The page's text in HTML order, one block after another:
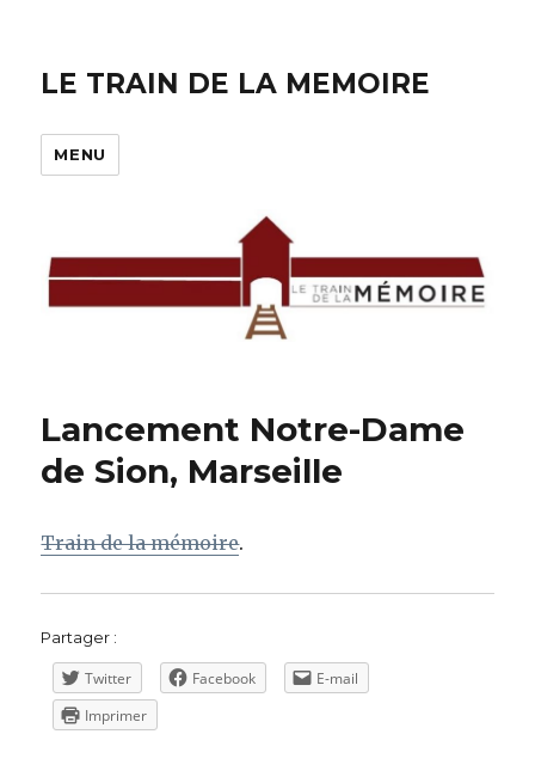
LE TRAIN DE LA MEMOIRE
MENU
Lancement Notre-Dame
de Sion, Marseille
Train de la mémoire.
Partager :
Twitter Facebook
E-mail
Imprimer